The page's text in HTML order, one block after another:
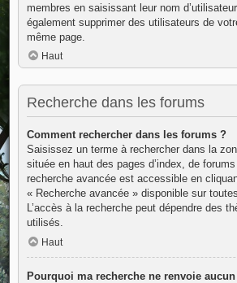
membres en saisissant leur nom
également supprimer des utilisateurs de
même page.
Haut
Recherche dans les forums
Comment rechercher dans les forums ?
Saisissez un terme à rechercher dans la
située en haut des pages d’index, de
recherche avancée est accessible en
« Recherche avancée » disponible sur
L’accès à la recherche peut dépendre des
utilisés.
Haut
Pourquoi ma recherche ne renvoie